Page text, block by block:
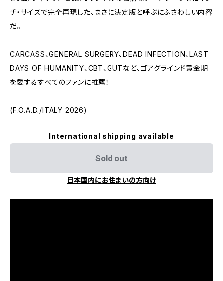
チ・サイズで完全再現した、まさに決定版と呼ぶにふさわしい内容
だ。
CARCASS、GENERAL SURGERY、DEAD INFECTION、LAST
DAYS OF HUMANITY、CBT、GUTなど、ゴアグラインド黄金期
を愛するすべてのファンに推薦！
(F.O.A.D./ITALY 2026)
International shipping available
Sold out
日本国内にお住まいの方向け